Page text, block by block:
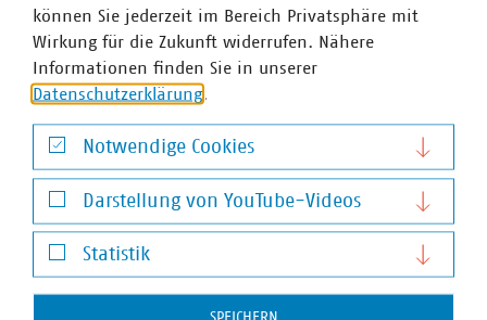
März 2014, 51 Seiten, DIN A 4. Bestellen Sie die
Information 83 zum Preis von 22 Euro (für Mitglieder des
VKU) bzw. 28 Euro (für Nichtmitglieder) zzgl. MwSt. und
Versandkosten im VKU Shop
Information 83
Betriebsdatenumfrage
können Sie jederzeit im Bereich Privatsphäre mit
Wirkung für die Zukunft widerrufen. Nähere
Informationen finden Sie in unserer
Datenschutzerklärung.
Notwendige Cookies
Notwendige Cookies
Darstellung von YouTube-Videos
Darstellung von YouTube-Videos
Statistik
Statistik